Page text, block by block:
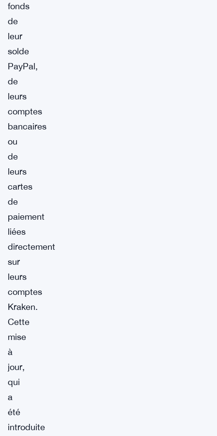
fonds
de
leur
solde
PayPal,
de
leurs
comptes
bancaires
ou
de
leurs
cartes
de
paiement
liées
directement
sur
leurs
comptes
Kraken.
Cette
mise
à
jour,
qui
a
été
introduite